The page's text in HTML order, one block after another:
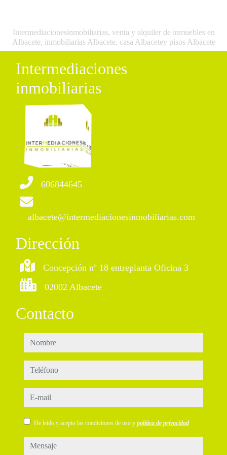
Intermediacionesinmobiliarias, venta y alquiler de inmuebles en
Albacete, inmobiliarias Albacete, casa Albacetey pisos Albacete
Intermediaciones
inmobiliarias
606844645
albacete@intermediacionesinmobiliarias.com
Dirección
Concepción nº 18 entreplanta Oficina 3
02002 Albacete
Contacto
nombre
teléfono
e-mail
He leído y acepto las condiciones de uso y política de privacidad
mensaje